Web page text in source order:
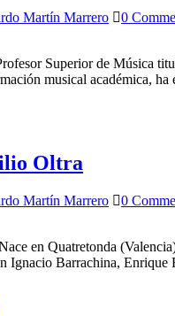
Martín Marrero
0
de Música
musical académica, ha
Oltra
Martín Marrero
0
Quatretonda (Valencia),
Ignacio Barrachina, Enrique